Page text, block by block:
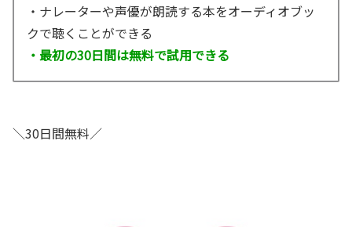
・ナレーターや声優が朗読する本をオーディオブッ
クで聴くことができる
・最初の30日間は無料で試用できる
＼30日間無料／